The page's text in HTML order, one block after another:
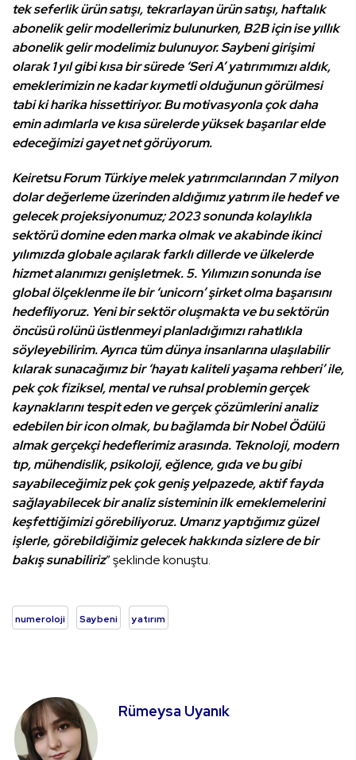
tek seferlik ürün satışı, tekrarlayan ürün satışı, haftalık
abonelik gelir modellerimiz bulunurken, B2B için ise yıllık
abonelik gelir modelimiz bulunuyor. Saybeni girişimi
olarak 1 yıl gibi kısa bir sürede ‘Seri A’ yatırımımızı aldık,
emeklerimizin ne kadar kıymetli olduğunun görülmesi
tabi ki harika hissettiriyor. Bu motivasyonla çok daha
emin adımlarla ve kısa sürelerde yüksek başarılar elde
edeceğimizi gayet net görüyorum.
Keiretsu Forum Türkiye melek yatırımcılarından 7 milyon
dolar değerleme üzerinden aldığımız yatırım ile hedef ve
gelecek projeksiyonumuz; 2023 sonunda kolaylıkla
sektörü domine eden marka olmak ve akabinde ikinci
yılımızda globale açılarak farklı dillerde ve ülkelerde
hizmet alanımızı genişletmek. 5. Yılımızın sonunda ise
global ölçeklenme ile bir ‘unicorn’ şirket olma başarısını
hedefliyoruz. Yeni bir sektör oluşmakta ve bu sektörün
öncüsü rolünü üstlenmeyi planladığımızı rahatlıkla
söyleyebilirim. Ayrıca tüm dünya insanlarına ulaşılabilir
kılarak sunacağımız bir ‘hayatı kaliteli yaşama rehberi’ ile,
pek çok fiziksel, mental ve ruhsal problemin gerçek
kaynaklarını tespit eden ve gerçek çözümlerini analiz
edebilen bir icon olmak, bu bağlamda bir Nobel Ödülü
almak gerçekçi hedeflerimiz arasında. Teknoloji, modern
tıp, mühendislik, psikoloji, eğlence, gıda ve bu gibi
sayabileceğimiz pek çok geniş yelpazede, aktif fayda
sağlayabilecek bir analiz sisteminin ilk emeklemelerini
keşfettiğimizi görebiliyoruz. Umarız yaptığımız güzel
işlerle, görebildiğimiz gelecek hakkında sizlere de bir
bakış sunabiliriz” şeklinde konuştu.
numeroloji Saybeni yatırım
Rümeysa Uyanık